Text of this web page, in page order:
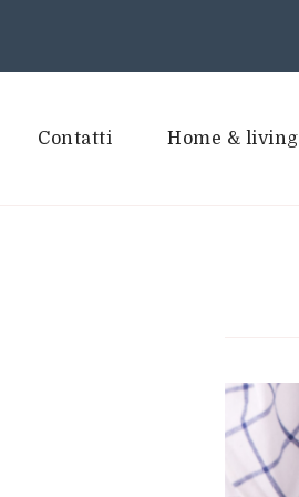
Contatti Home & living